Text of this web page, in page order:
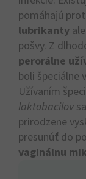
pomáhajú
lubrikanty
pošvy. Z
perorálne
boli špeciálne
Užívaním
laktobacilov
prirodzene
presunúť do
vaginálnu